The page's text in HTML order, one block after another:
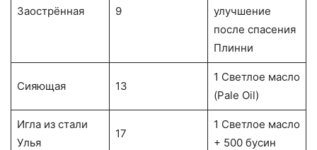
Заострённая 9
улучшение
после спасения
Плинни
Сияющая 13
1 Светлое масло
(Pale Oil)
Игла из стали
Улья
17
1 Светлое масло
+ 500 бусин